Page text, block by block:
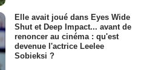
Elle avait joué dans Eyes Wide
Shut et Deep Impact... avant de
renoncer au cinéma : qu'est
devenue l'actrice Leelee
Sobieksi ?